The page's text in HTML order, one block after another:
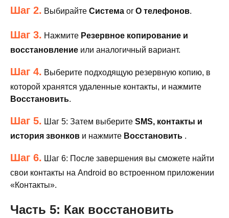
Шаг 2. Выбирайте Система or О телефонов.
Шаг 3. Нажмите Резервное копирование и
восстановление или аналогичный вариант.
Шаг 4. Выберите подходящую резервную копию, в
которой хранятся удаленные контакты, и нажмите
Восстановить.
Шаг 5. Шаг 5: Затем выберите SMS, контакты и
история звонков и нажмите Восстановить .
Шаг 6. Шаг 6: После завершения вы сможете найти
свои контакты на Android во встроенном приложении
«Контакты».
Часть 5: Как восстановить